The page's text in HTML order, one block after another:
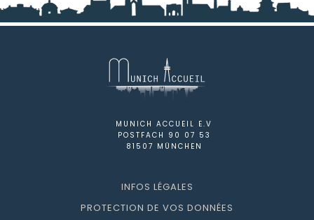
MUNICH ACCUEIL E.V
POSTFACH 90 07 53
81507 MÜNCHEN
INFOS LÉGALES
PROTECTION DE VOS DONNÉES